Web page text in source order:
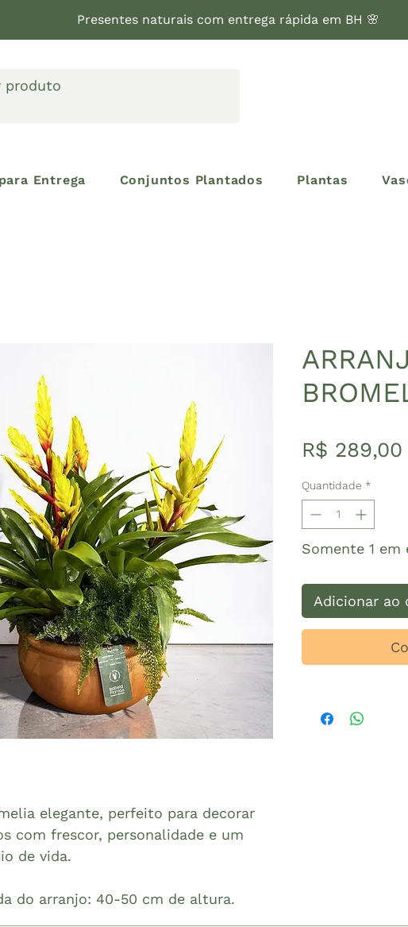
Presentes naturais com entrega rápida em BH 🌸
Entrega Conjuntos Plantados Plantas
elegante, perfeito para decorar
com frescor, personalidade e um
de vida.
do arranjo: 40-50 cm de altura.
R$ 289,00
Quantidade *
Somente 1 em
Adicionar ao